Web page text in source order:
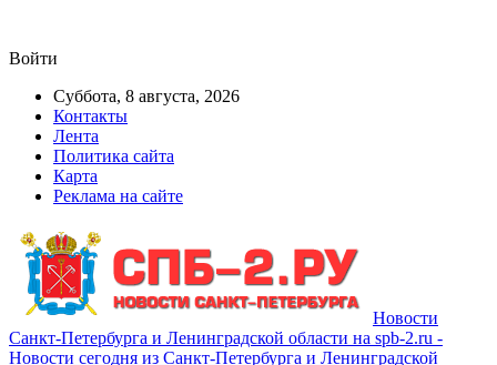
Войти
Суббота, 8 августа, 2026
Контакты
Лента
Политика сайта
Карта
Реклама на сайте
Новости
Санкт-Петербурга и Ленинградской области на spb-2.ru -
Новости сегодня из Санкт-Петербурга и Ленинградской